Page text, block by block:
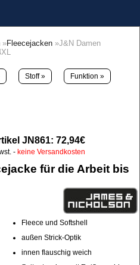
»Fleecejacken »J&N Damen
Stoff » Funktion »
JN861: 72,94€
- keine Versandkosten
für die Arbeit bis
Fleece und Softshell
außen Strick-Optik
innen flauschig weich